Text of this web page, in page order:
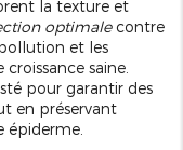
la texture et
optimalecontre
et les
saine.
pour garantir des
en préservant
épiderme.